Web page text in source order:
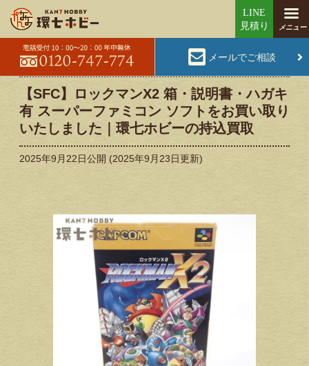
メールでご相談
【SFC】ロックマンX2 箱・説明書・ハガキ
有 スーパーファミコン ソフトをお買い取り
いたしました｜環七ホビーの持込買取
2025年9月22日公開 (2025年9月23日更新)